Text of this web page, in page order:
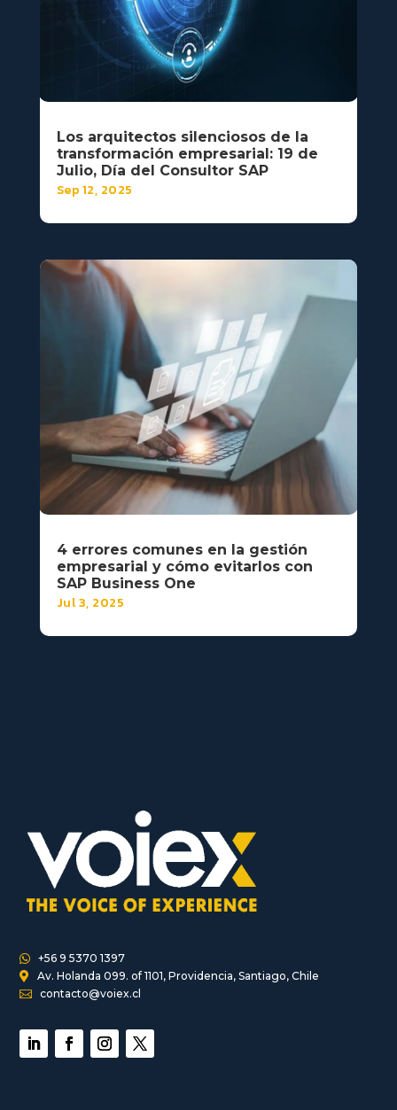
Los arquitectos silenciosos de la
transformación empresarial: 19 de
Julio, Día del Consultor SAP
Sep 12, 2025
4 errores comunes en la gestión
empresarial y cómo evitarlos con
SAP Business One
Jul 3, 2025
 +56 9 5370 1397
 Av. Holanda 099. of 1101, Providencia, Santiago, Chile
 contacto@voiex.cl